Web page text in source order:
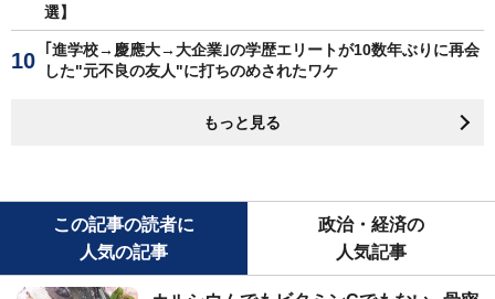
選】
｢進学校→慶應大→大企業｣の学歴エリートが10数年ぶりに再会
した"元不良の友人"に打ちのめされたワケ
もっと見る
この記事の読者に
人気の記事
政治・経済の
人気記事